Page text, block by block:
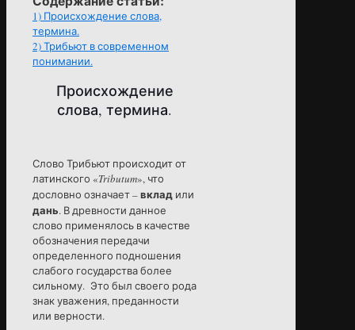
1) Происхождение слова,
термина.
2)Трибьют в современном
понимании.
Происхождение
слова, термина.
Слово Трибьют происходит от
латинского «Tributum», что
дословно означает –вклад или
дань. В древности данное
слово применялось в качестве
обозначения передачи
определенного подношения
слабого государства более
сильному. Это был своего рода
знак уважения, преданности
или верности.